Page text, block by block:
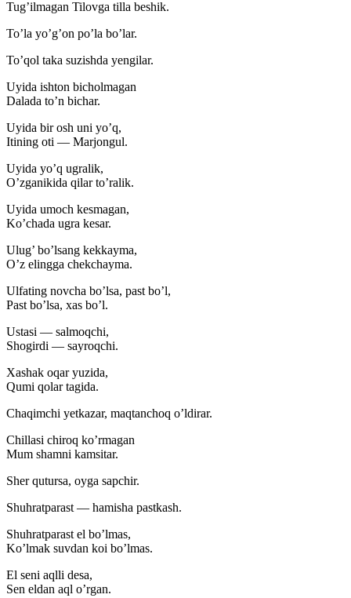
Tug’ilmagan Tilovga tilla beshik.
To’la yo’g’on po’la bo’lar.
To’qol taka suzishda yengilar.
Uyida ishton bicholmagan
Dalada to’n bichar.
Uyida bir osh uni yo’q,
Itining oti — Marjongul.
Uyida yo’q ugralik,
O’zganikida qilar to’ralik.
Uyida umoch kesmagan,
Ko’chada ugra kesar.
Ulug’ bo’lsang kekkayma,
O’z elingga chekchayma.
Ulfating novcha bo’lsa, past bo’l,
Past bo’lsa, xas bo’l.
Ustasi — salmoqchi,
Shogirdi — sayroqchi.
Xashak oqar yuzida,
Qumi qolar tagida.
Chaqimchi yetkazar, maqtanchoq o’ldirar.
Chillasi chiroq ko’rmagan
Mum shamni kamsitar.
Sher qutursa, oyga sapchir.
Shuhratparast — hamisha pastkash.
Shuhratparast el bo’lmas,
Ko’lmak suvdan koi bo’lmas.
El seni aqlli desa,
Sen eldan aql o’rgan.